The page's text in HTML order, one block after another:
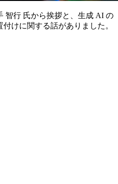
智行 氏から挨拶と、生成 AI の
けに関する話がありました。